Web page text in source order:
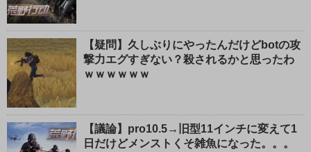
【疑問】久しぶりにやったんだけどbotの攻
撃力エグすぎない？殺されるかと思ったわ
ｗｗｗｗｗｗ
【議論】pro10.5→旧型11インチに変えて1
日だけどメンストくそ雑魚になった。。。